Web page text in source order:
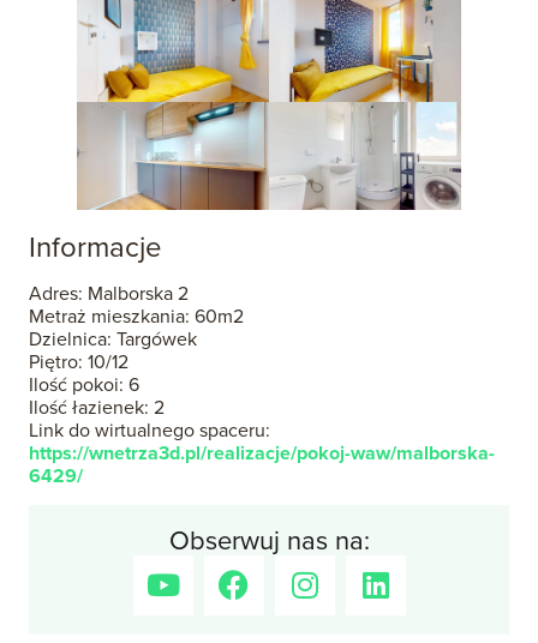
Informacje
Adres: Malborska 2
Metraż mieszkania: 60m2
Dzielnica: Targówek
Piętro: 10/12
Ilość pokoi: 6
Ilość łazienek: 2
Link do wirtualnego spaceru:
https://wnetrza3d.pl/realizacje/pokoj-waw/malborska-
6429/
Obserwuj nas na: